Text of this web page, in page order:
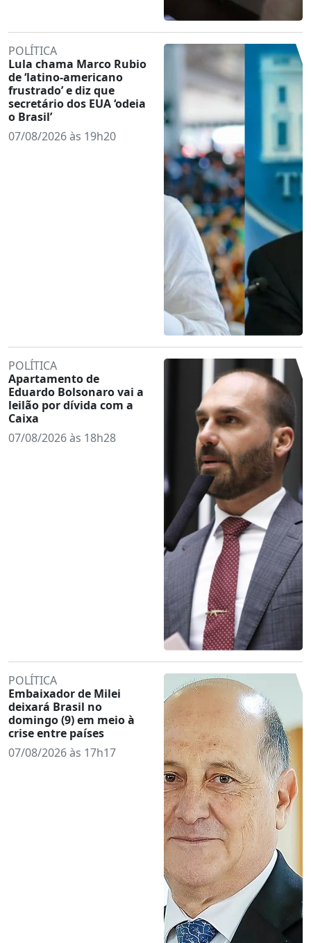
POLÍTICA
Lula chama Marco Rubio
de ‘latino-americano
frustrado’ e diz que
secretário dos EUA ‘odeia
o Brasil’
07/08/2026 às 19h20
POLÍTICA
Apartamento de
Eduardo Bolsonaro vai a
leilão por dívida com a
Caixa
07/08/2026 às 18h28
POLÍTICA
Embaixador de Milei
deixará Brasil no
domingo (9) em meio à
crise entre países
07/08/2026 às 17h17